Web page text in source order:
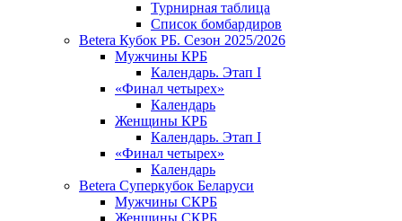
Турнирная таблица
Список бомбардиров
Betera Кубок РБ. Сезон 2025/2026
Мужчины КРБ
Календарь. Этап I
«Финал четырех»
Календарь
Женщины КРБ
Календарь. Этап I
«Финал четырех»
Календарь
Betera Суперкубок Беларуси
Мужчины СКРБ
Женщины СКРБ